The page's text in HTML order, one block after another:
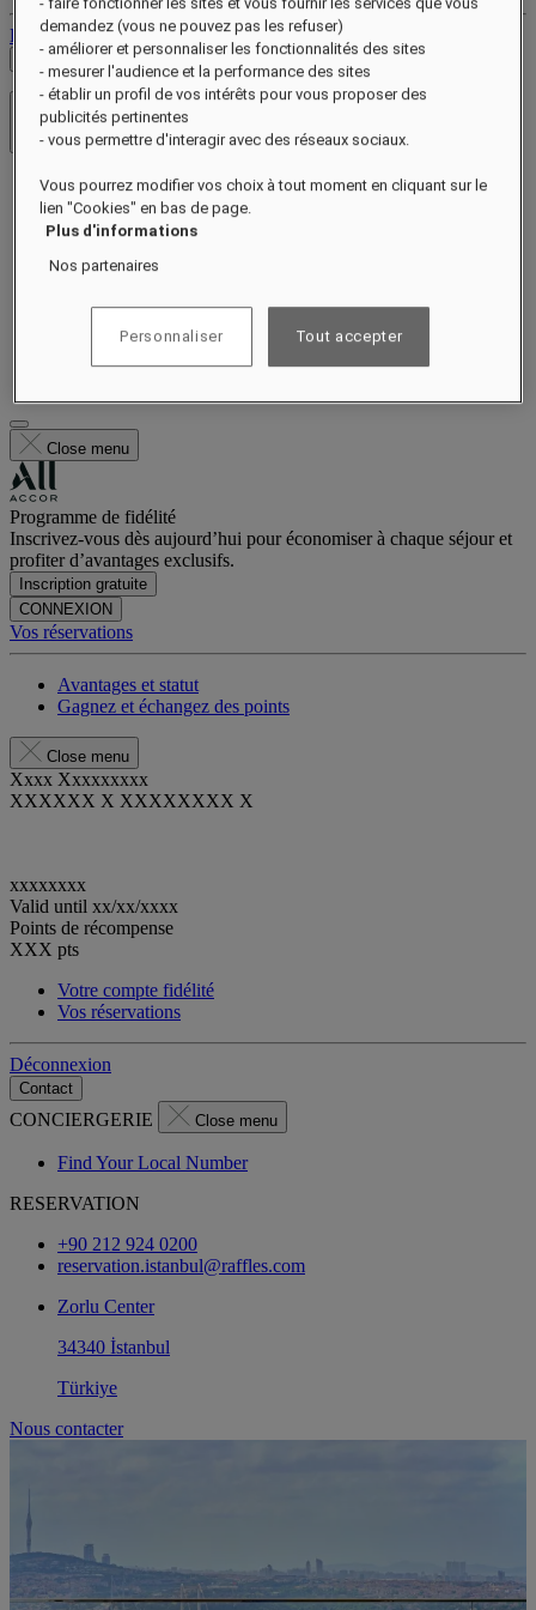
Déconnexion
Voir les tarifs
Hôtels et resorts
Ouvrir le menu
Notre histoire
Chambres et suites
Restauration
Expériences
Célébrations
Carte-cadeau
Close menu
Programme de fidélité
Inscrivez-vous dès aujourd’hui pour économiser à chaque séjour et
profiter d’avantages exclusifs.
Inscription gratuite
CONNEXION
Vos réservations
Avantages et statut
Gagnez et échangez des points
Close menu
Xxxx Xxxxxxxxx
XXXXXX X XXXXXXXX X
xxxxxxxx
Valid until xx/xx/xxxx
Points de récompense
XXX pts
Votre compte fidélité
Vos réservations
Déconnexion
Contact
CONCIERGERIE Close menu
Find Your Local Number
RESERVATION
+90 212 924 0200
reservation.istanbul@raffles.com
Zorlu Center
34340 İstanbul
Türkiye
Nous contacter
- faire fonctionner les sites et vous fournir les services que vous
demandez (vous ne pouvez pas les refuser)
- améliorer et personnaliser les fonctionnalités des sites
- mesurer l'audience et la performance des sites
- établir un profil de vos intérêts pour vous proposer des
publicités pertinentes
- vous permettre d'interagir avec des réseaux sociaux.
Vous pourrez modifier vos choix à tout moment en cliquant sur le
lien "Cookies" en bas de page.
Plus d'informations
Nos partenaires
Personnaliser Tout accepter